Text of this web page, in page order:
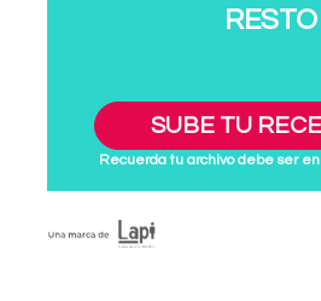
RESTO
SUBE TU
Recuerda tu archivo debe ser